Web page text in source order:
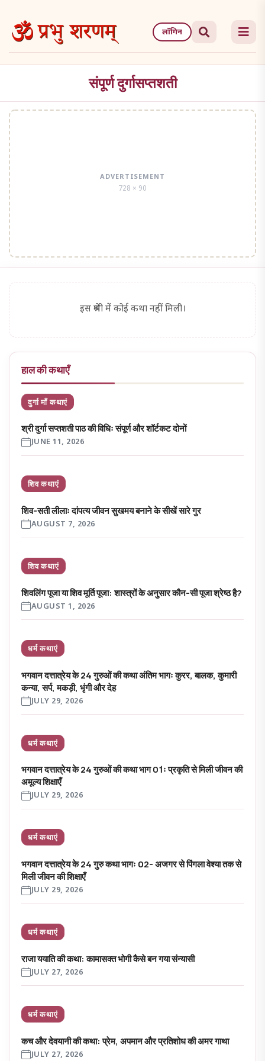
the
लॉगिन
संपूर्ण दुर्गासप्तशती
ADVERTISEMENT
728 × 90
इस श्रेणी में कोई कथा नहीं मिली।
हाल की कथाएँ
दुर्गा माँ कथाएं
श्री दुर्गा सप्तशती पाठ की विधिः संपूर्ण और शॉर्टकट दोनों
JUNE 11, 2026
शिव कथाएं
शिव-सती लीलाः दांपत्य जीवन सुखमय बनाने के सीखें सारे गुर
AUGUST 7, 2026
शिव कथाएं
शिवलिंग पूजा या शिव मूर्ति पूजा: शास्त्रों के अनुसार कौन-सी पूजा श्रेष्ठ है?
AUGUST 1, 2026
धर्म कथाएं
भगवान दत्तात्रेय के 24 गुरुओं की कथा अंतिम भागः कुरर, बालक, कुमारी
कन्या, सर्प, मकड़ी, भृंगी और देह
JULY 29, 2026
धर्म कथाएं
भगवान दत्तात्रेय के 24 गुरुओं की कथा भाग 01ः प्रकृति से मिली जीवन की
अमूल्य शिक्षाएँ
JULY 29, 2026
धर्म कथाएं
भगवान दत्तात्रेय के 24 गुरु कथा भागः 02- अजगर से पिंगला वेश्या तक से
मिली जीवन की शिक्षाएँ
JULY 29, 2026
धर्म कथाएं
राजा ययाति की कथा: कामासक्त भोगी कैसे बन गया संन्यासी
JULY 27, 2026
धर्म कथाएं
कच और देवयानी की कथा: प्रेम, अपमान और प्रतिशोध की अमर गाथा
JULY 27, 2026